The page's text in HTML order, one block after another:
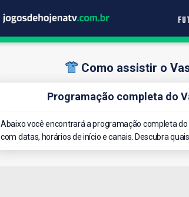
Como assistir o
Programação completa do
Abaixo você encontrará a programação completa
com datas, horários de início e canais. Descubra